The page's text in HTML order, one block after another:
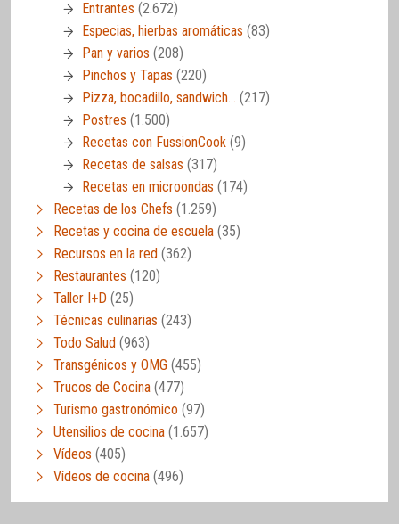
Entrantes (2.672)
Especias, hierbas aromáticas (83)
Pan y varios (208)
Pinchos y Tapas (220)
Pizza, bocadillo, sandwich… (217)
Postres (1.500)
Recetas con FussionCook (9)
Recetas de salsas (317)
Recetas en microondas (174)
Recetas de los Chefs (1.259)
Recetas y cocina de escuela (35)
Recursos en la red (362)
Restaurantes (120)
Taller I+D (25)
Técnicas culinarias (243)
Todo Salud (963)
Transgénicos y OMG (455)
Trucos de Cocina (477)
Turismo gastronómico (97)
Utensilios de cocina (1.657)
Vídeos (405)
Vídeos de cocina (496)